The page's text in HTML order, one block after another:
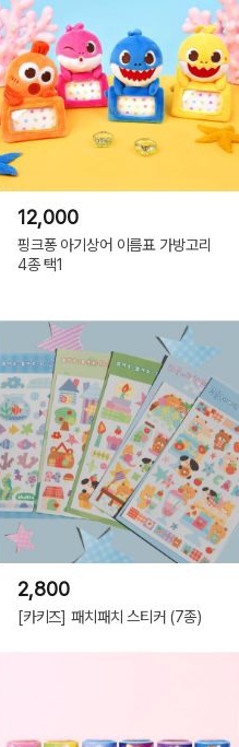
12,000
핑크퐁 아기상어 이름표 가방고리
4종 택1
2,800
[카키즈] 패치패치 스티커 (7종)